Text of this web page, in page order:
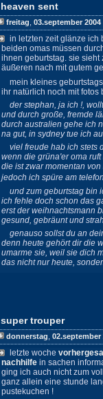
heaven sent
freitag 03.september 2004
in letzten zeit glänze ich
beiden omas müssen
ihnen geburtstag. sie
äußeren nach mit gutem
mein kleines
ihr natürlich noch mit fotos
der stephan, ja ich !,
und durch große, fremde
durch australien gehe ich
na gut, in sydney tue ich
viel freude hab ich stets
wenn die grüna'er oma ruft
die ist zwar momentan
jedoch ich spüre am
und zum geburtstag bin
ich fehle doch schon das
erst der weihnachtsmann
gesund, gebräunt und
genauso sollst du an
denn heute gehört dir die
umarme sie, weil sie dich
das nicht nur heute,
super trouper
donnerstag 02.september
letzte woche
nachhilfe in sachen
ging ich auch nicht zum
ganz allein eine stunde
pustekuchen !